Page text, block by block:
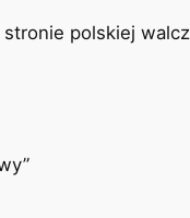
polskiej